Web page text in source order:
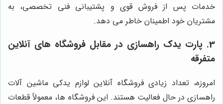
خدمات پس از فروش قوی و پشتیبانی فنی تخصصی، به
مشتریان خود اطمینان خاطر می دهد.
3. پارت یدک راهسازی در مقابل فروشگاه های آنلاین
متفرقه
امروزه، تعداد زیادی فروشگاه آنلاین لوازم یدکی ماشین آلات
راهسازی در حال فعالیت هستند. این فروشگاه ها، معمولاً قطعات